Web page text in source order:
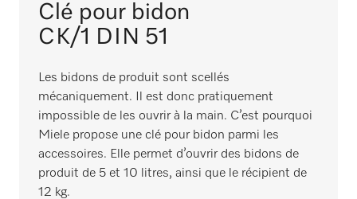
Clé pour bidon
CK/1 DIN 51
Les bidons de produit sont scellés
mécaniquement. Il est donc pratiquement
impossible de les ouvrir à la main. C’est pourquoi
Miele propose une clé pour bidon parmi les
accessoires. Elle permet d’ouvrir des bidons de
produit de 5 et 10 litres, ainsi que le récipient de
12 kg.